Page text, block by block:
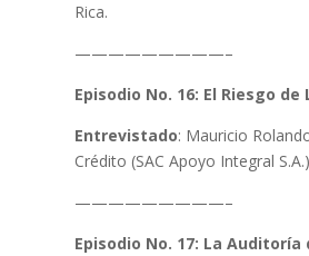
Rica.
—————————–
Episodio No. 16: El Riesgo
Entrevistado: Mauricio
Crédito (SAC Apoyo Integral
—————————–
Episodio No. 17: La